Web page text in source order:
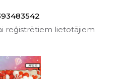
reģistrētiem lietotājiem